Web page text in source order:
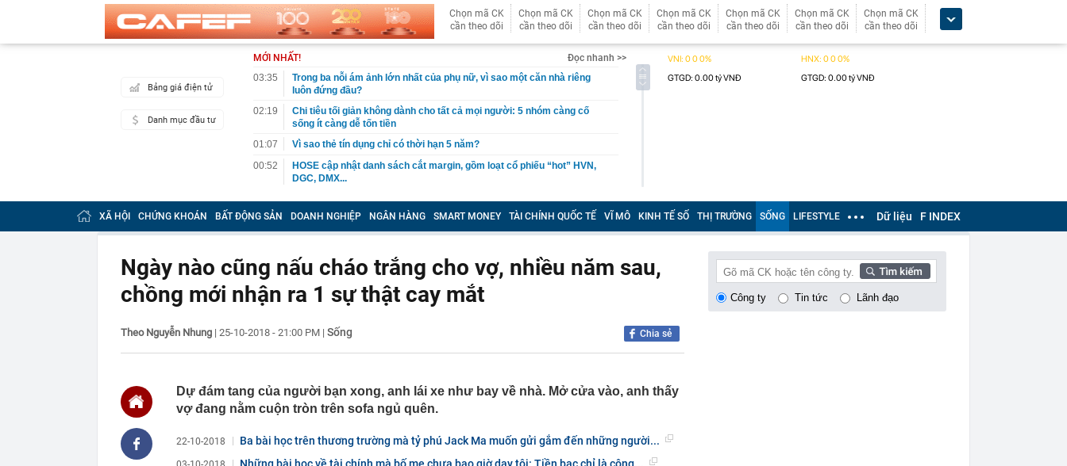
Chọn mã CK
cần theo dõi
Chọn mã CK
cần theo dõi
Chọn mã CK
cần theo dõi
Chọn mã CK
cần theo dõi
Chọn mã CK
cần theo dõi
Chọn mã CK
cần theo dõi
Chọn mã CK
cần theo dõi
Bảng giá điện tử
Danh mục đầu tư
MỚI NHẤT!
Đọc nhanh >>
03:35
Trong ba nỗi ám ảnh lớn nhất của phụ nữ, vì sao một căn nhà riêng
luôn đứng đầu?
02:19
Chi tiêu tối giản không dành cho tất cả mọi người: 5 nhóm càng cố
sống ít càng dễ tốn tiền
01:07
Vì sao thẻ tín dụng chỉ có thời hạn 5 năm?
00:52
HOSE cập nhật danh sách cắt margin, gồm loạt cổ phiếu “hot” HVN,
DGC, DMX...
00:12
Tiền lớn bất ngờ trở lại, khối ngoại tung 2.200 tỷ đồng mua ròng cổ
phiếu Việt Nam chỉ trong 5 phiên
00:05
Một doanh nghiệp thép với 2.700 lao động đang nợ Trung Quốc gần 1,3
00:04
Một yếu tố quan trọng đang trở lại trên thị trường chứng khoán
23:40
Người đàn ông 50 tuổi ăn cà tím mỗi ngày để chữa tiểu đường, 3 tháng
sau bác sĩ hỏi: "Ông ăn gì thế?"
còn 400 tỷ
23:28
Trấn Thành công bố phim Tết 2027, nghe tên ai cũng quả quyết “chắc
23:14
Bí mật được Apple giấu kín suốt 15 năm trên iPhone
22:56
Vì sao ngày càng nhiều gia đình không còn phơi quần áo ở ban công?
22:48
5 LOẠI rau quen thuộc có khả năng tích tụ kim loại nặng, người Việt
XÃ HỘI CHỨNG KHOÁN BẤT ĐỘNG SẢN DOANH NGHIỆP NGÂN HÀNG SMART MONEY TÀI CHÍNH QUỐC TẾ VĨ MÔ KINH TẾ SỐ THỊ TRƯỜNG SỐNG LIFESTYLE Dữ liệu F INDEX
Ngày nào cũng nấu cháo trắng cho vợ, nhiều năm sau,
chồng mới nhận ra 1 sự thật cay mắt
Theo Nguyễn Nhung | 25-10-2018 - 21:00 PM | Sống Chia sẻ
Dự đám tang của người bạn xong, anh lái xe như bay về nhà. Mở cửa vào, anh thấy
vợ đang nằm cuộn tròn trên sofa ngủ quên.
22-10-2018 Ba bài học trên thương trường mà tỷ phú Jack Ma muốn gửi gắm đến những người...
Công ty Tin tức Lãnh đạo